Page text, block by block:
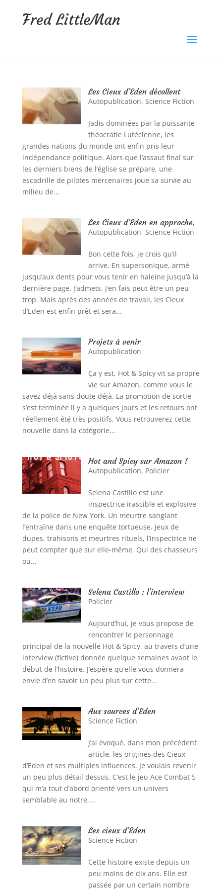
Fred LittleMan
Les Cieux d’Eden décollent
Autopublication,Science Fiction
Jadis dominées par la puissante
théocratie Lutécienne, les
grandes nations du monde ont enfin pris leur
indépendance politique. Alors que l’assaut final sur
les derniers biens de l’église se prépare, une
escadrille de pilotes mercenaires joue sa survie au
milieu de...
Les Cieux d’Eden en approche.
Autopublication,Science Fiction
Bon cette fois, je crois qu’il
arrive. En supersonique, armé
jusqu’aux dents pour vous tenir en haleine jusqu’à la
dernière page. J’admets, j’en fais peut être un peu
trop. Mais après des années de travail, les Cieux
d’Eden est enfin prêt et sera...
Projets à venir
Autopublication
Ça y est, Hot & Spicy vit sa propre
vie sur Amazon, comme vous le
savez déjà sans doute déjà. La promotion de sortie
s’est terminée il y a quelques jours et les retours ont
réellement été très positifs. Vous retrouverez cette
nouvelle dans la catégorie...
Hot and Spicy sur Amazon !
Autopublication, Policier
Selena Castillo est une
inspectrice irascible et explosive
de la police de New York. Un meurtre sanglant
l’entraîne dans une enquête tortueuse. Jeux de
dupes, trahisons et meurtres rituels, l’inspectrice ne
peut compter que sur elle-même. Qui des chasseurs
ou...
Selena Castillo : l’interview
Policier
Aujourd’hui, je vous propose de
rencontrer le personnage
principal de la nouvelle Hot & Spicy, au travers d’une
interview (fictive) donnée quelque semaines avant le
début de l’histoire. J’espère qu’elle vous donnera
envie d’en savoir un peu plus sur cette...
Aux sources d’Eden
Science Fiction
J’ai évoqué, dans mon précédent
article, les origines des Cieux
d’Eden et ses multiples influences. Je voulais revenir
un peu plus détail dessus. C’est le jeu Ace Combat 5
qui m’a tout d’abord orienté vers un univers
semblable au notre,...
Les cieux d’Eden
Science Fiction
Cette histoire existe depuis un
peu moins de dix ans. Elle est
passée par un certain nombre